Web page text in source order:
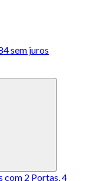
sem juros